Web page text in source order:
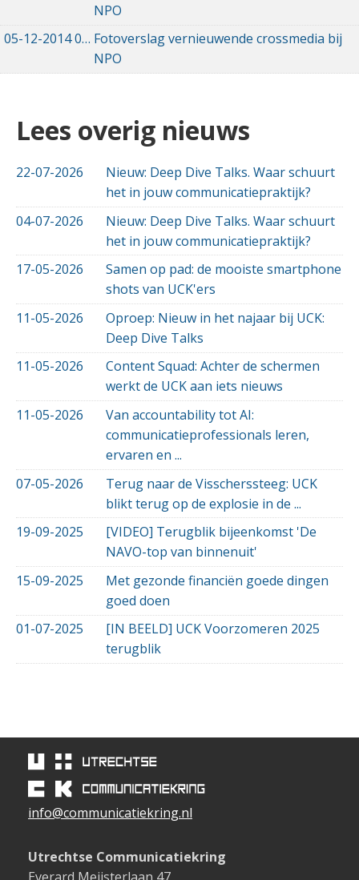
NPO
05-12-201405-12-2014 00:00
Fotoverslag vernieuwende crossmedia bij
NPO
Lees overig nieuws
22-07-2026
Nieuw: Deep Dive Talks. Waar schuurt
het in jouw communicatiepraktijk?
04-07-2026
Nieuw: Deep Dive Talks. Waar schuurt
het in jouw communicatiepraktijk?
17-05-2026
Samen op pad: de mooiste smartphone
shots van UCK'ers
11-05-2026
Oproep: Nieuw in het najaar bij UCK:
Deep Dive Talks
11-05-2026
Content Squad: Achter de schermen
werkt de UCK aan iets nieuws
11-05-2026
Van accountability tot AI:
communicatieprofessionals leren,
ervaren en ...
07-05-2026
Terug naar de Visscherssteeg: UCK
blikt terug op de explosie in de ...
19-09-2025
[VIDEO] Terugblik bijeenkomst 'De
NAVO-top van binnenuit'
15-09-2025
Met gezonde financiën goede dingen
goed doen
01-07-2025
[IN BEELD] UCK Voorzomeren 2025
terugblik
info@communicatiekring.nl
Utrechtse Communicatiekring